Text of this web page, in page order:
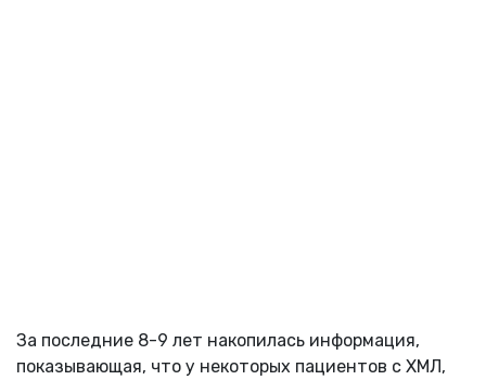
За последние 8-9 лет накопилась информация,
показывающая, что у некоторых пациентов с ХМЛ,